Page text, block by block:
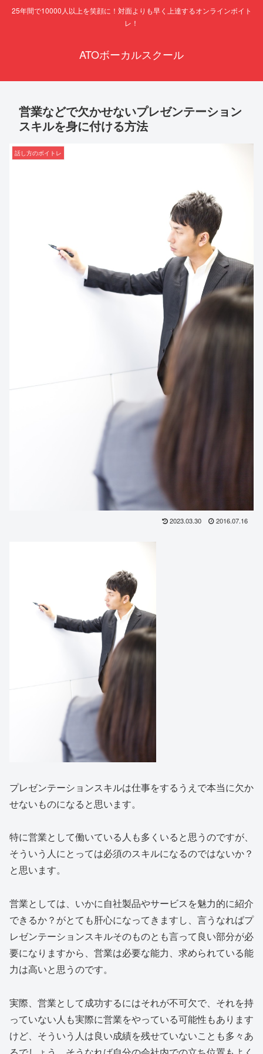
25年間で10000人以上を笑顔に！対面よりも早く上達するオンラインボイト
レ！
ATOボーカルスクール
営業などで欠かせないプレゼンテーション
スキルを身に付ける方法
話し方のボイトレ
2023.03.30 2016.07.16
プレゼンテーションスキルは仕事をするうえで本当に欠か
せないものになると思います。
特に営業として働いている人も多くいると思うのですが、
そういう人にとっては必須のスキルになるのではないか？
と思います。
営業としては、いかに自社製品やサービスを魅力的に紹介
できるか？がとても肝心になってきますし、言うなればプ
レゼンテーションスキルそのものとも言って良い部分が必
要になりますから、営業は必要な能力、求められている能
力は高いと思うのです。
実際、営業として成功するにはそれが不可欠で、それを持
っていない人も実際に営業をやっている可能性もあります
けど、そういう人は良い成績を残せていないことも多々あ